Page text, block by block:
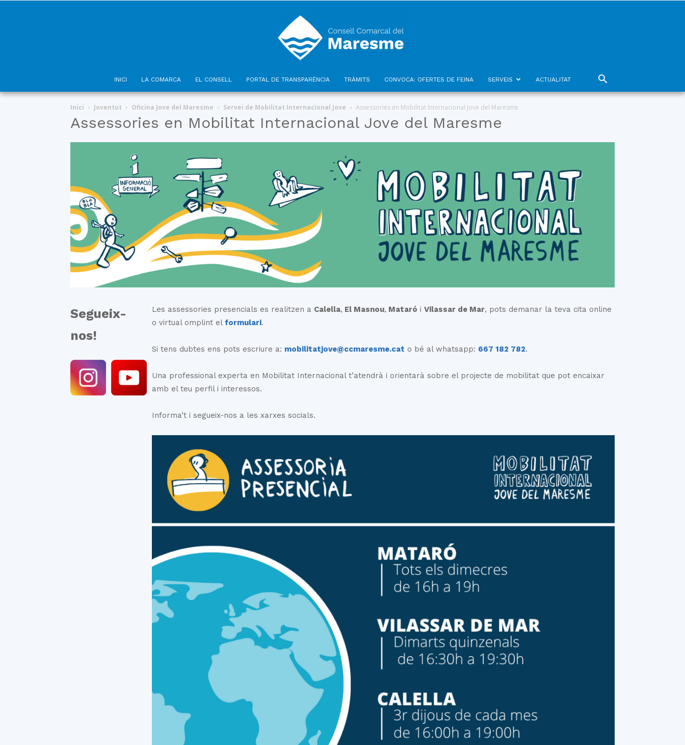
Comarcal
INICI LA COMARCA EL CONSELL PORTAL DE TRANSPARÈNCIA TRÀMITS CONVOCA: OFERTES DE FEINA SERVEIS ACTUALITAT
Inici Joventut Oficina Jove del Maresme Servei de Mobilitat Internacional Jove Assessories en Mobilitat Internacional Jove del Maresme
Assessories en Mobilitat Internacional Jove del Maresme
Segueix-
nos!
Les assessories presencials es realitzen a Calella, El Masnou, Mataró iVilassar de Mar, pots demanar la teva cita online
o virtual omplint elformulari.
Si tens dubtes ens pots escriure a: mobilitatjove@ccmaresme.cat o bé al whatsapp: 667 182 782.
Una professional experta en Mobilitat Internacional t’atendrà i orientarà sobre el projecte de mobilitat que pot encaixar
amb el teu perfil i interessos.
Informa’t i segueix-nos a les xarxes socials.